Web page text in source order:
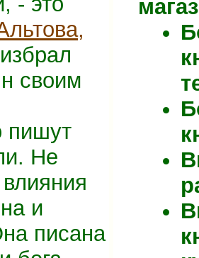
своим
пишут
Не
и
писана